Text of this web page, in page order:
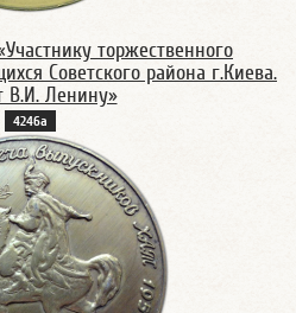
торжественного
Советского района г.Киева.
В.И. Ленину»
4246а